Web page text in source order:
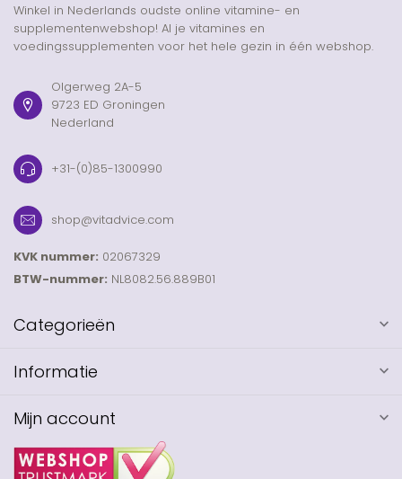
Winkel in Nederlands oudste online vitamine- en
supplementenwebshop! Al je vitamines en
voedingssupplementen voor het hele gezin in één webshop.
Olgerweg 2A-5
9723 ED Groningen
Nederland
+31-(0)85-1300990
shop@vitadvice.com
KVK nummer: 02067329
BTW-nummer: NL8082.56.889B01
Categorieën
Informatie
Mijn account